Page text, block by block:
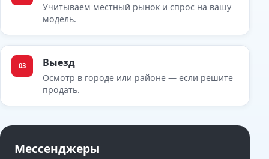
Учитываем местный рынок и спрос на вашу
модель.
03 Выезд
Осмотр в городе или районе — если решите
продать.
Мессенджеры